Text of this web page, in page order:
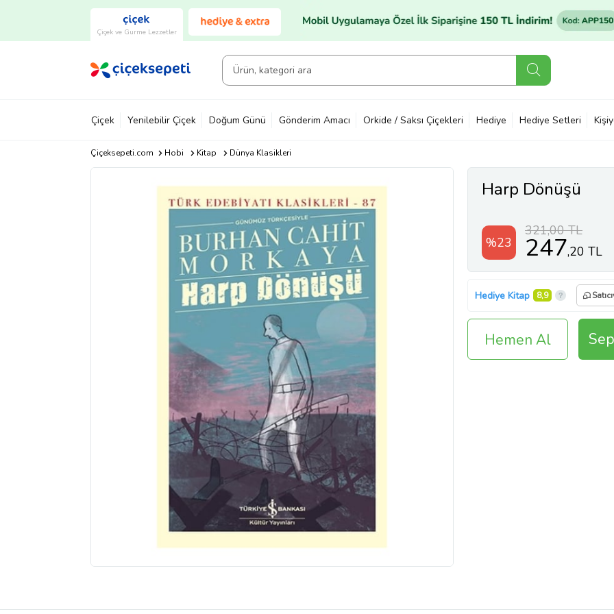
Çiçek ve Gurme Lezzetler
Çiçek Yenilebilir Çiçek Doğum Günü Gönderim Amacı Orkide / Saksı Çiçekleri Hediye Hediye Setleri
Çiçeksepeti.com Hobi Kitap Dünya Klasikleri
Harp Dönüşü
%23
321,00 TL
247,20 TL
Hediye Kitap 8,9
Hemen Al